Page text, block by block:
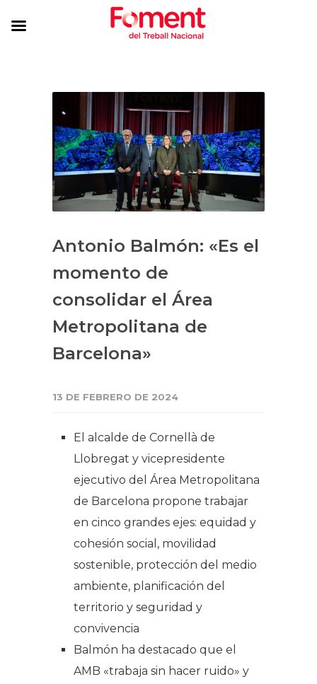
Antonio Balmón: «Es el
momento de
consolidar el Área
Metropolitana de
Barcelona»
13 DE FEBRERO DE 2024
El alcalde de Cornellà de
Llobregat y vicepresidente
ejecutivo del Área Metropolitana
de Barcelona propone trabajar
en cinco grandes ejes: equidad y
cohesión social, movilidad
sostenible, protección del medio
ambiente, planificación del
territorio y seguridad y
convivencia
Balmón ha destacado que el
AMB «trabaja sin hacer ruido» y